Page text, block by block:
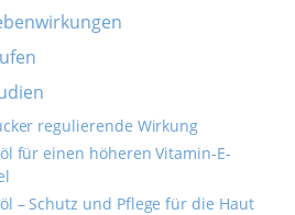
regulierende Wirkung
für einen höheren Vitamin-E-
– Schutz und Pflege für die Haut